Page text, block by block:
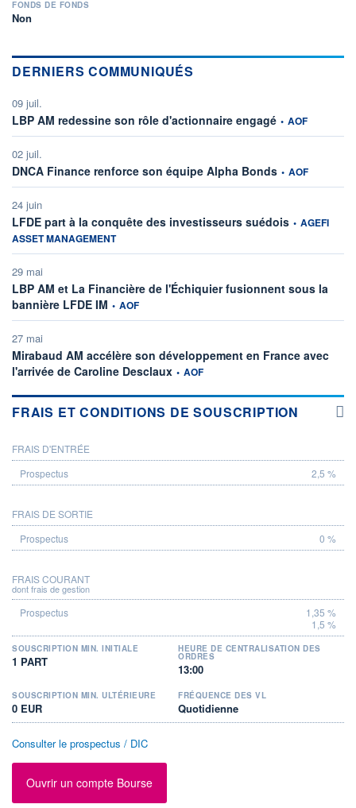
FONDS DE FONDS
Non
DERNIERS COMMUNIQUÉS
09 juil.
LBP AM redessine son rôle d'actionnaire engagé information
• AOF
02 juil.
DNCA Finance renforce son équipe Alpha Bonds information
• AOF
24 juin
LFDE part à la conquête des investisseurs suédois information
• AGEFI
ASSET MANAGEMENT
29 mai
LBP AM et La Financière de l'Échiquier fusionnent sous la
bannière LFDE IM information fournie par
• AOF
27 mai
Mirabaud AM accélère son développement en France avec
l'arrivée de Caroline Desclauxinformation fournie par
• AOF
FRAIS ET CONDITIONS DE SOUSCRIPTION
PROSPECTUS
FRAIS D'ENTRÉE
2,5 %
FRAIS DE SORTIE
0 %
FRAIS COURANT
dont frais de gestion
1,35 %
1,5 %
SOUSCRIPTION MIN. INITIALE
1 PART
HEURE DE CENTRALISATION DES
ORDRES
13:00
SOUSCRIPTION MIN. ULTÉRIEURE
0 EUR
FRÉQUENCE DES VL
Quotidienne
Consulter le prospectus / DIC
Ouvrir un compte Bourse